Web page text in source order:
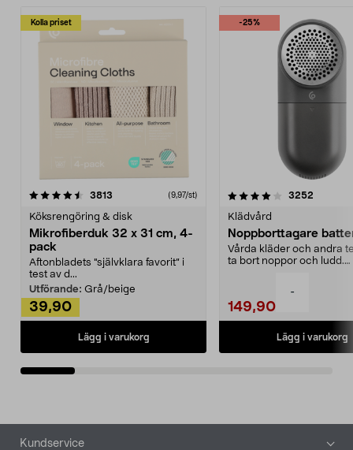
-
Kolla priset
3813 (9,97/st)
Köksrengöring & disk
Mikrofiberduk 32 x 31 cm, 4-
pack
Aftonbladets "självklara favorit” i
test av d...
Utförande: Grå/beige
39,90
Lägg i varukorg
-25%
4.0av 5 stjärnor 3252
Klädvård
Noppborttagare
Vårda kläder och andra
ta bort noppor och ludd.
149,90
Lägg i varukorg
4.5av 5 stjärnor
Sidfot
Kundservice